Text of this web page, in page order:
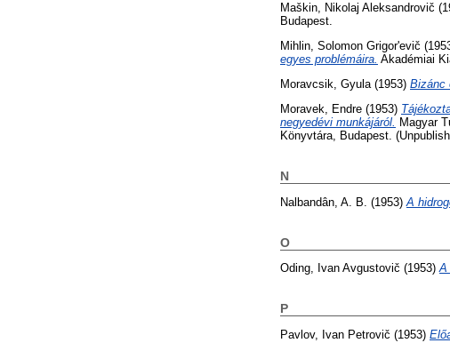
Maškin, Nikolaj Aleksandrovič
Budapest.
Mihlin, Solomon Grigor'evič
egyes problémáira. Akadémiai
Moravcsik, Gyula(1953) Bizánc
Moravek, Endre (1953)
negyedévi munkájáról.
Magyar
Könyvtára, Budapest.
N
Nalbandân, A. B. (1953) A
O
Oding, Ivan Avgustovič (1953)A
P
Pavlov, Ivan Petrovič (1953)